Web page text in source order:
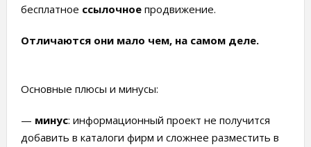
бесплатное ссылочноепродвижение.
Отличаются они мало чем, на самом деле.
Основные плюсы и минусы:
— минус: информационный проект не получится
добавить в каталоги фирм и сложнее разместить в